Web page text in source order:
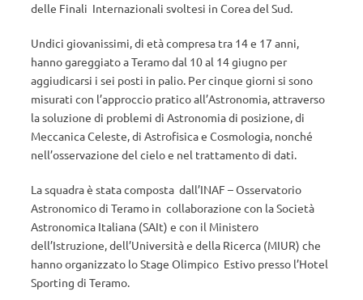
delle Finali Internazionali svoltesi in Corea del Sud.
Undici giovanissimi, di età compresa tra 14 e 17 anni,
hanno gareggiato a Teramo dal 10 al 14 giugno per
aggiudicarsi i sei posti in palio. Per cinque giorni si sono
misurati con l’approccio pratico all’Astronomia, attraverso
la soluzione di problemi di Astronomia di posizione, di
Meccanica Celeste, di Astrofisica e Cosmologia, nonché
nell’osservazione del cielo e nel trattamento di dati.
La squadra è stata composta dall’INAF – Osservatorio
Astronomico di Teramo in collaborazione con la Società
Astronomica Italiana (SAIt) e con il Ministero
dell’Istruzione, dell’Università e della Ricerca (MIUR) che
hanno organizzato lo Stage Olimpico Estivo presso l’Hotel
Sporting di Teramo.